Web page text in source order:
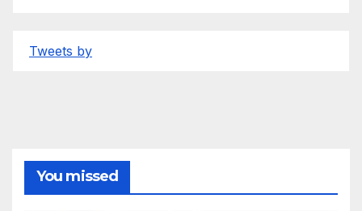
Tweets by
You missed